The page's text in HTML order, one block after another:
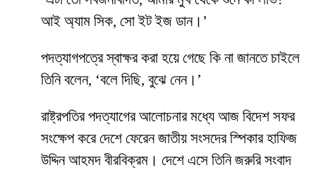
আই অ্যাম সিক, সো ইট ইজ ডান।’
পদত্যাগপত্রে স্বাক্ষর করা হয়ে গেছে কি না জানতে চাইলে
তিনি বলেন, ‘বলে দিছি, বুঝে নেন।’
রাষ্ট্রপতির পদত্যাগের আলোচনার মধ্যে আজ বিদেশ সফর
সংক্ষেপ করে দেশে ফেরেন জাতীয় সংসদের স্পিকার হাফিজ
উদ্দিন আহমদ বীরবিক্রম। দেশে এসে তিনি জরুরি সংবাদ